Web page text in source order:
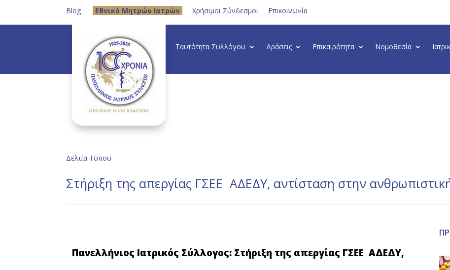
Blog Eθνικό Μητρώο Ιατρών Χρήσιμοι Σύνδεσμοι Επικοινωνία
Ταυτότητα Συλλόγου Δράσεις Επικαιρότητα Νομοθεσία
Δελτία Τύπου
Στήριξη της απεργίας ΓΣΕΕ  ΑΔΕΔΥ, αντίσταση στην
Πανελλήνιος Ιατρικός Σύλλογος: Στήριξη της απεργίας ΓΣΕΕ  ΑΔΕΔΥ,